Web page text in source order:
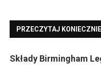
PRZECZYTAJ
Składy Birmingham